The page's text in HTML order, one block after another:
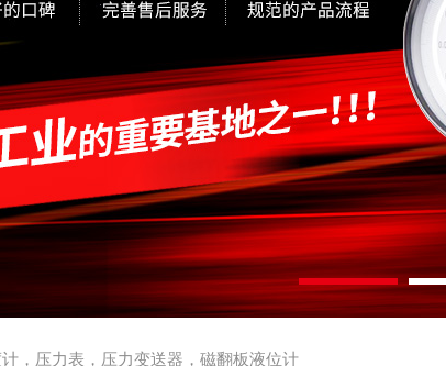
，压力表，压力变送器，磁翻板液位计